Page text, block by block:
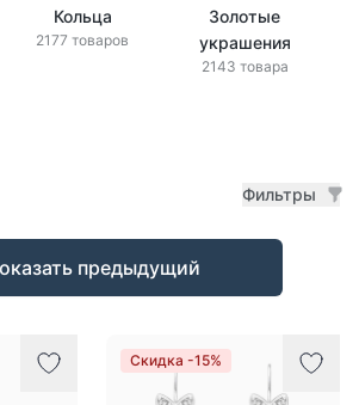
Кольца
2177 товаров
Золотые
украшения
2143 товара
Фильтры
предыдущий
Скидка -15%